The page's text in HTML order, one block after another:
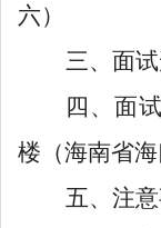
六）
三、 面试
四、 面
楼（海南省
五、 注